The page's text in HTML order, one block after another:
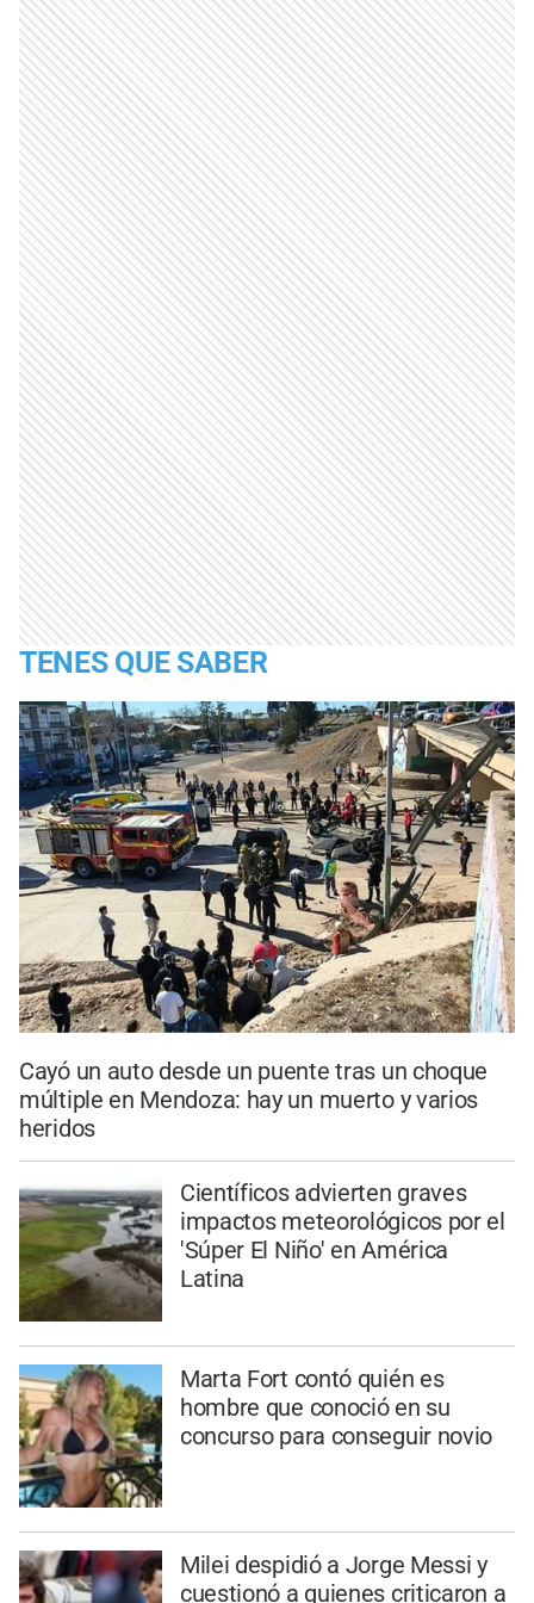
TENES QUE SABER
Cayó un auto desde un puente tras un choque
múltiple en Mendoza: hay un muerto y varios
heridos
Científicos advierten graves
impactos meteorológicos por el
'Súper El Niño' en América
Latina
Marta Fort contó quién es
hombre que conoció en su
concurso para conseguir novio
Milei despidió a Jorge Messi y
cuestionó a quienes criticaron a